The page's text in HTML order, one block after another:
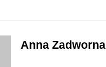
Anna Zadworna